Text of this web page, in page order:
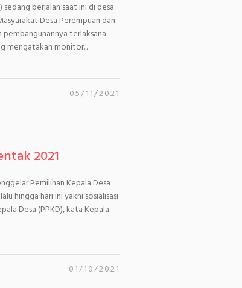
berjalan saat ini di desa
Desa Perempuan dan
terlaksana
mengatakan monitor...
05/11/2021
2021
Pemilihan Kepala Desa
hingga hari ini yakni sosialisasi
Desa (PPKD), kata Kepala
01/10/2021